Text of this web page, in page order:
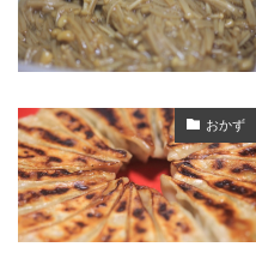
おかず